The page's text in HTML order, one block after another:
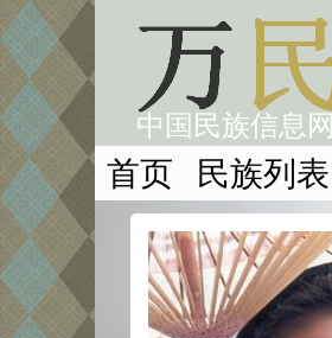
中国民族信息网
首页 民族列表